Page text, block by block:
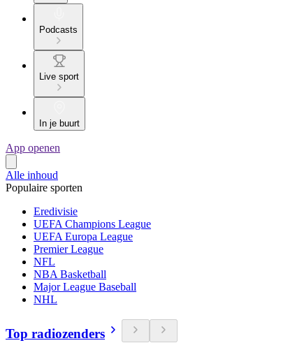
Podcasts
Live sport
In je buurt
App openen
Alle inhoud
Populaire sporten
Eredivisie
UEFA Champions League
UEFA Europa League
Premier League
NFL
NBA Basketball
Major League Baseball
NHL
Top radiozenders